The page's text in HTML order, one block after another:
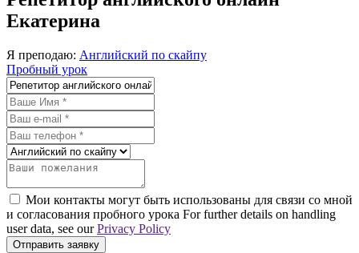
Екатерина
Я преподаю: Английский по скайпу
Пробный урок
Мои контакты могут быть использованы для связи со мной
и согласования пробного урока For further details on handling
user data, see ourPrivacy Policy
Отправить заявку